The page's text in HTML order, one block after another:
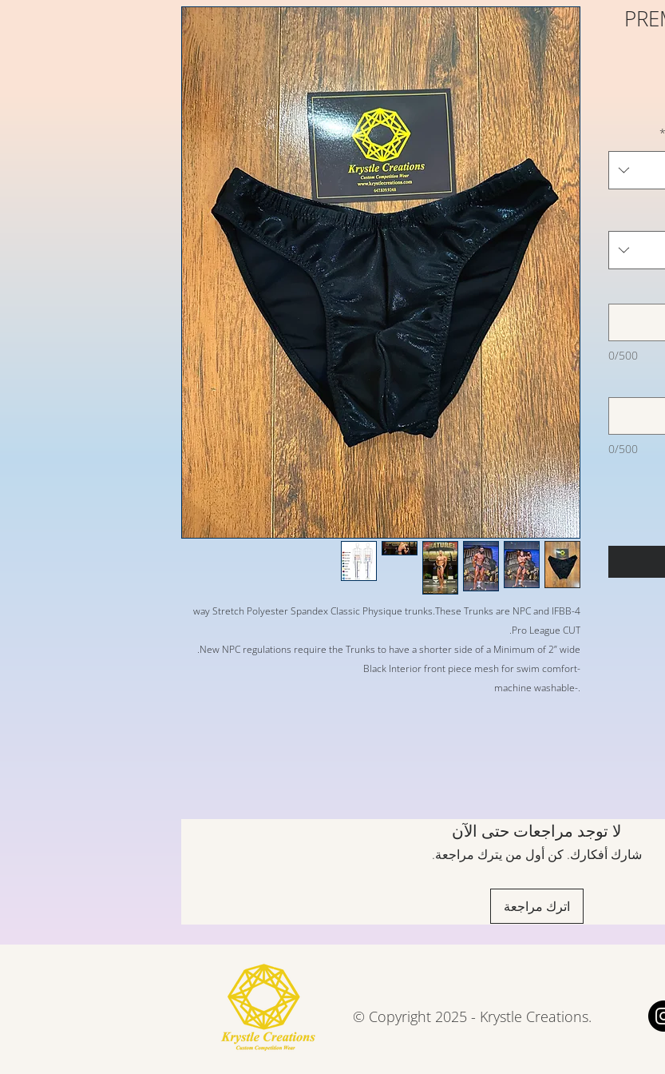
4-way Stretch Polyester Spandex Classic Physique trunks.These Trunks are NPC and IFBB
Pro League CUT.
New NPC regulations require the Trunks to have a shorter side of a Minimum of 2” wide.
-Black Interior front piece mesh for swim comfort
.-machine washable
*
0/500
0/500
لا توجد مراجعات حتى الآن
شارك أفكارك. كن أول من يترك مراجعة.
اترك مراجعة
© Copyright 2025 - Krystle Creations.